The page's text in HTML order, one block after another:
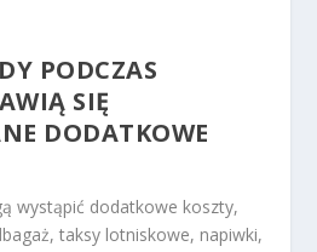
PODCZAS
SIĘ
DODATKOWE
wystąpić dodatkowe koszty,
taksy lotniskowe, napiwki,